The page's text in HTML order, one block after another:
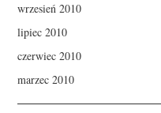
wrzesień 2010
lipiec 2010
czerwiec 2010
marzec 2010